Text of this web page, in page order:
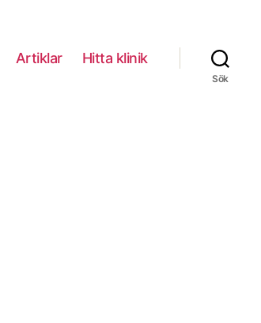
Artiklar Hitta klinik
Sök